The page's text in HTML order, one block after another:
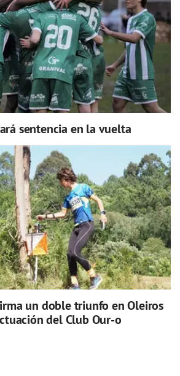
sentencia en la vuelta
un doble triunfo en Oleiros
del Club Our-o